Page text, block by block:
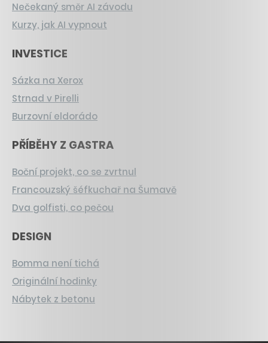
Nečekaný směr AI závodu
Kurzy, jak AI vypnout
INVESTICE
Sázka na Xerox
Strnad v Pirelli
Burzovní eldorádo
PŘÍBĚHY Z GASTRA
Boční projekt, co se zvrtnul
Francouzský šéfkuchař na Šumavě
Dva golfisti, co pečou
DESIGN
Bomma není tichá
Originální hodinky
Nábytek z betonu